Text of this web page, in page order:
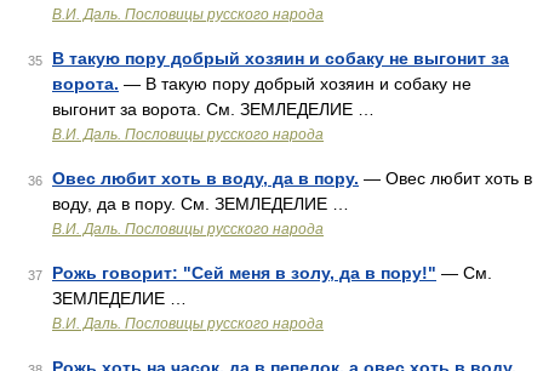
В.И. Даль. Пословицы русского народа
35
В такую пору добрый хозяин и собаку не выгонит за
ворота. — В такую пору добрый хозяин и собаку не
выгонит за ворота. См. ЗЕМЛЕДЕЛИЕ …
В.И. Даль. Пословицы русского народа
36 Овес любит хоть в воду, да в пору. — Овес любит хоть в
воду, да в пору. См. ЗЕМЛЕДЕЛИЕ …
В.И. Даль. Пословицы русского народа
37 Рожь говорит: "Сей меня в золу, да в пору!" — См.
ЗЕМЛЕДЕЛИЕ …
В.И. Даль. Пословицы русского народа